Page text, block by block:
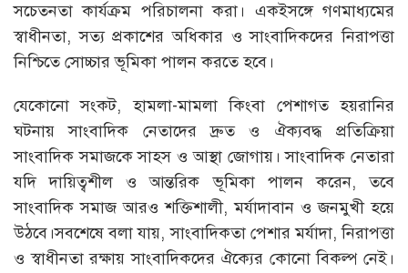
সচেতনতা কার্যক্রম পরিচালনা করা। একইসঙ্গে গণমাধ্যমের
স্বাধীনতা, সত্য প্রকাশের অধিকার ও সাংবাদিকদের নিরাপত্তা
নিশ্চিতে সোচ্চার ভূমিকা পালন করতে হবে।
যেকোনো সংকট, হামলা-মামলা কিংবা পেশাগত হয়রানির
ঘটনায় সাংবাদিক নেতাদের দ্রুত ও ঐক্যবদ্ধ প্রতিক্রিয়া
সাংবাদিক সমাজকে সাহস ও আস্থা জোগায়। সাংবাদিক নেতারা
যদি দায়িত্বশীল ও আন্তরিক ভূমিকা পালন করেন, তবে
সাংবাদিক সমাজ আরও শক্তিশালী, মর্যাদাবান ও জনমুখী হয়ে
উঠবে।সবশেষে বলা যায়, সাংবাদিকতা পেশার মর্যাদা, নিরাপত্তা
ও স্বাধীনতা রক্ষায় সাংবাদিকদের ঐক্যের কোনো বিকল্প নেই।